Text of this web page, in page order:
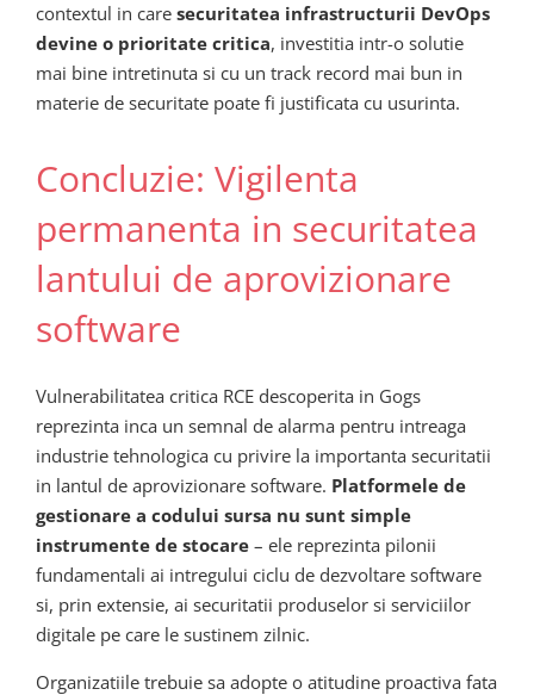
contextul in care securitatea infrastructurii DevOps
devine o prioritate critica, investitia intr-o solutie
mai bine intretinuta si cu un track record mai bun in
materie de securitate poate fi justificata cu usurinta.
Concluzie: Vigilenta
permanenta in securitatea
lantului de aprovizionare
software
Vulnerabilitatea critica RCE descoperita in Gogs
reprezinta inca un semnal de alarma pentru intreaga
industrie tehnologica cu privire la importanta securitatii
in lantul de aprovizionare software. Platformele de
gestionare a codului sursa nu sunt simple
instrumente de stocare – ele reprezinta pilonii
fundamentali ai intregului ciclu de dezvoltare software
si, prin extensie, ai securitatii produselor si serviciilor
digitale pe care le sustinem zilnic.
Organizatiile trebuie sa adopte o atitudine proactiva fata